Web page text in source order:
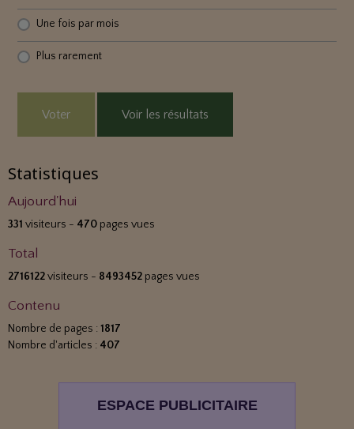
Une fois par mois
Plus rarement
Voter Voir les résultats
Statistiques
Aujourd'hui
331 visiteurs - 470 pages vues
Total
2716122visiteurs - 8493452 pages vues
Contenu
Nombre de pages : 1817
Nombre d'articles : 407
ESPACE PUBLICITAIRE